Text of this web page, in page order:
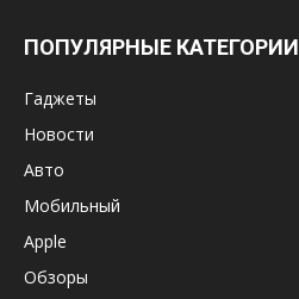
ПОПУЛЯРНЫЕ КАТЕГОРИИ
Гаджеты
Новости
Авто
Мобильный
Apple
Обзоры